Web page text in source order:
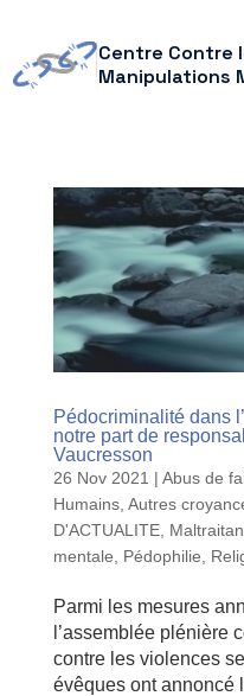
Centre Contre
Manipulations
Pédocriminalité dans
notre part de
Vaucresson
26 Nov 2021 | Abus de
Humains, Autres
D'ACTUALITE,
mentale
Pédophilie
Parmi les mesures
l’assemblée plénière
contre les violences
évêques ont annoncé